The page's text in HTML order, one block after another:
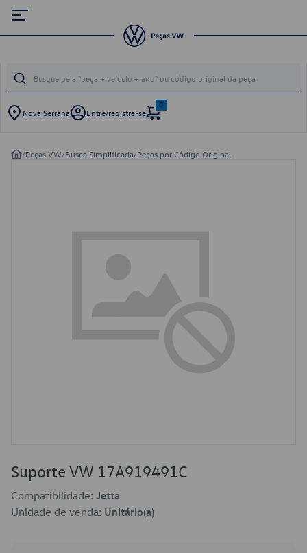
Nova Serrana Entre/registre-se
0
/Peças VW/Busca Simplificada/Peças por Código Original
Suporte VW 17A919491C
Compatibilidade: Jetta
Unidade de venda: Unitário(a)